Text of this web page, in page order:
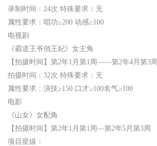
录制时间：24次 特殊要求：无
属性要求：唱功≥200 动感≥100
电视剧
《霸道王爷俏王妃》女主角
【拍摄时间】第2年1月第1周——第2年4月第3周
拍摄时间：32次 特殊要求：无
属性要求：演技≥150 口才≥100名气≥100
电影
《山女》女配角
【拍摄时间】第2年1月第1周—第2年5月第3周
项目星级：